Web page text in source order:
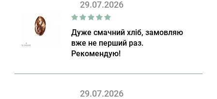
29.07.2026
Дуже смачний хліб, замовляю
вже не перший раз.
Рекомендую!
29.07.2026